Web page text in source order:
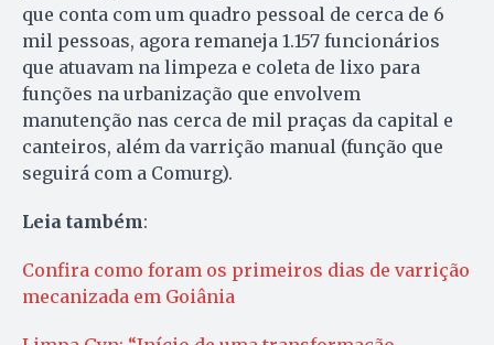
que conta com um quadro pessoal de cerca de 6
mil pessoas, agora remaneja 1.157 funcionários
que atuavam na limpeza e coleta de lixo para
funções na urbanização que envolvem
manutenção nas cerca de mil praças da capital e
canteiros, além da varrição manual (função que
seguirá com a Comurg).
Leia também:
Confira como foram os primeiros dias de varrição
mecanizada em Goiânia